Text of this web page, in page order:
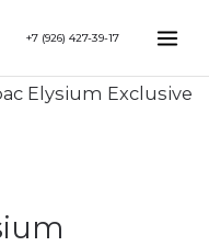
+7 (926) 427-39-17
Elysium Exclusive